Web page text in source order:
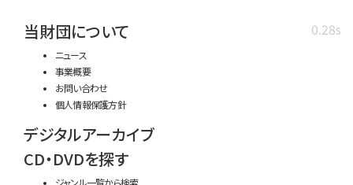
0.28s
当財団について
ニュース
事業概要
お問い合わせ
個人情報保護方針
デジタルアーカイブ
CD・DVDを探す